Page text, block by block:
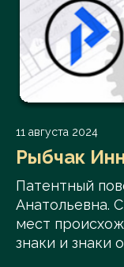
11 августа 2024
Рыбчак
Патентный
Анатольевна.
мест
знаки и знаки